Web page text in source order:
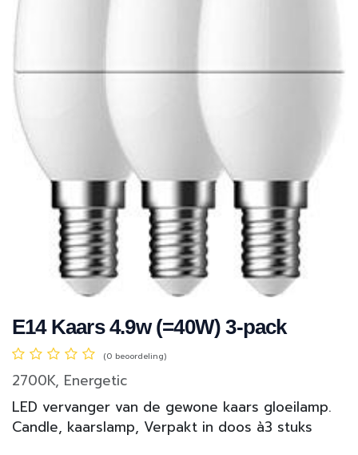
E14 Kaars 4.9w (=40W) 3-pack
(0 beoordeling)
2700K, Energetic
LED vervanger van de gewone kaars gloeilamp.
Candle, kaarslamp, Verpakt in doos à3 stuks